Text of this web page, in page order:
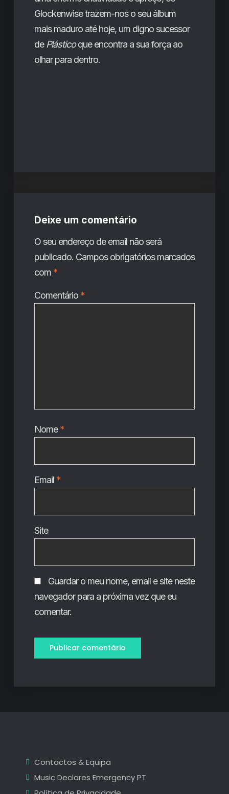
Glockenwise trazem-nos o seu álbum
mais maduro até hoje, um digno sucessor
dePlásticoque encontra a sua força ao
olhar para dentro.
Deixe um comentário
O seu endereço de email não será
publicado. Campos obrigatórios marcados
com *
Comentário *
Nome*
Email *
Site
Guardar o meu nome, email e site neste
navegador para a próxima vez que eu
comentar.
Contactos & Equipa
Music Declares Emergency PT